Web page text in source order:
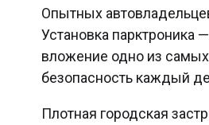
Опытных
Установка парктроника
вложение одно из
безопасность каждый
Плотная городская